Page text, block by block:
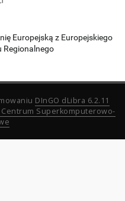
Europejską z Europejskiego
Regionalnego
DInGO dLibra 6.2.11
Superkomputerowo-